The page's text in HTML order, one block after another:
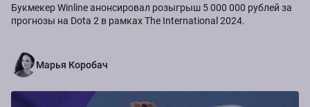
Букмекер Winline анонсировал розыгрыш 5 000 000 рублей за
прогнозы на Dota 2 в рамках The International 2024.
Марья Коробач